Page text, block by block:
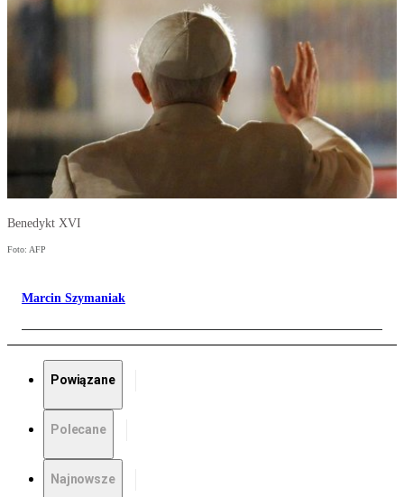
Benedykt XVI
Foto: AFP
Marcin Szymaniak
Powiązane
Polecane
Najnowsze